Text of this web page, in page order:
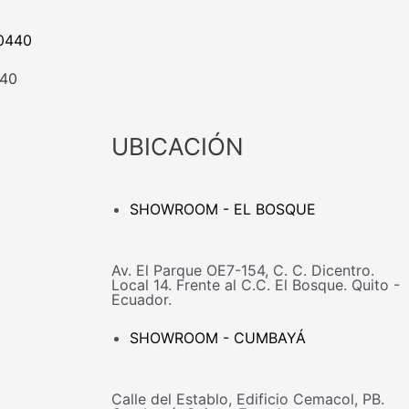
UBICACIÓN
SHOWROOM - EL BOSQUE
Av. El Parque OE7-154, C. C. Dicentro.
Local 14. Frente al C.C. El Bosque. Quito -
Ecuador.
SHOWROOM - CUMBAYÁ
Calle del Establo, Edificio Cemacol, PB.